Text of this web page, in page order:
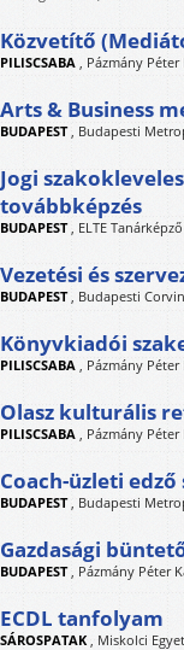
Közvetítő
PILISCSABA , Pázmány
Arts & Business
BUDAPEST, Budapesti
Jogi
továbbképzés
BUDAPEST, ELTE
Vezetési és
BUDAPEST, Budapesti
Könyvkiadói
PILISCSABA , Pázmány
Olasz kulturális
PILISCSABA , Pázmány
Coach-üzleti
BUDAPEST, Budapesti
Gazdasági
BUDAPEST, Pázmány Péter
ECDL tanfolyam
SÁROSPATAK , Miskolci